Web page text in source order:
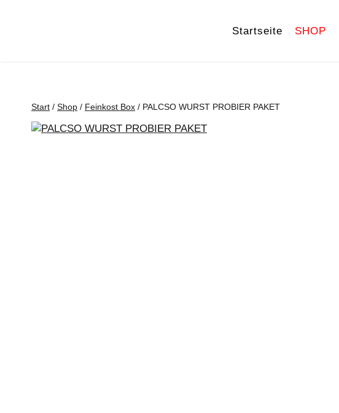
Startseite SHOP
Start / Shop / Feinkost Box / PALCSO WURST PROBIER PAKET